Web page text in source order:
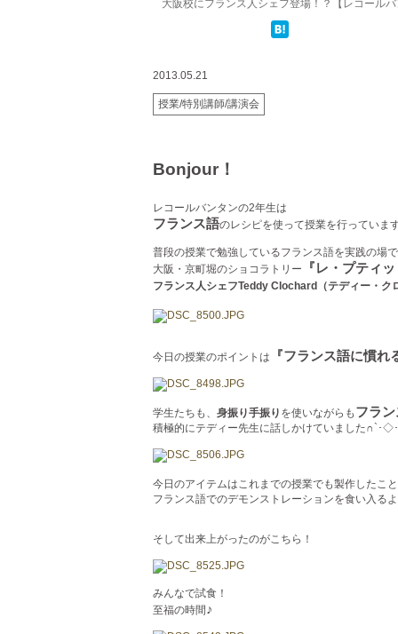
大阪校にフランス人シェフ登場！？【レコール
2013.05.21
授業/特別講師/講演会
Bonjour！
レコールバンタンの2年生は
フランス語のレシピを使って授業を行っていま
普段の授業で勉強しているフランス語を実践の場
大阪・京町堀のショコラトリー
『レ・プティ
フランス人シェフTeddy Clochard（テディー・ク
今日の授業のポイントは 『フランス語に慣れ
学生たちも、 身振り手振り を使いながらも フラ
積極的にテディー先生に話しかけていました∩`･◇
今日のアイテムはこれまでの授業でも製作したこ
フランス語でのデモンストレーションを食い入る
そして出来上がったのがこちら！
みんなで試食！
至福の時間♪